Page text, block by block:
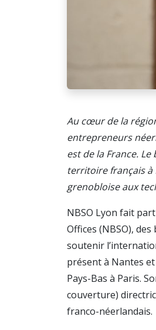
Au cœur de la
entrepreneurs
est de la France.
territoire français
grenobloise aux
NBSO Lyon fait
Offices (NBSO),
soutenir
présent à Nantes
Pays-Bas à Paris.
couverture)
franco-néerlandais.